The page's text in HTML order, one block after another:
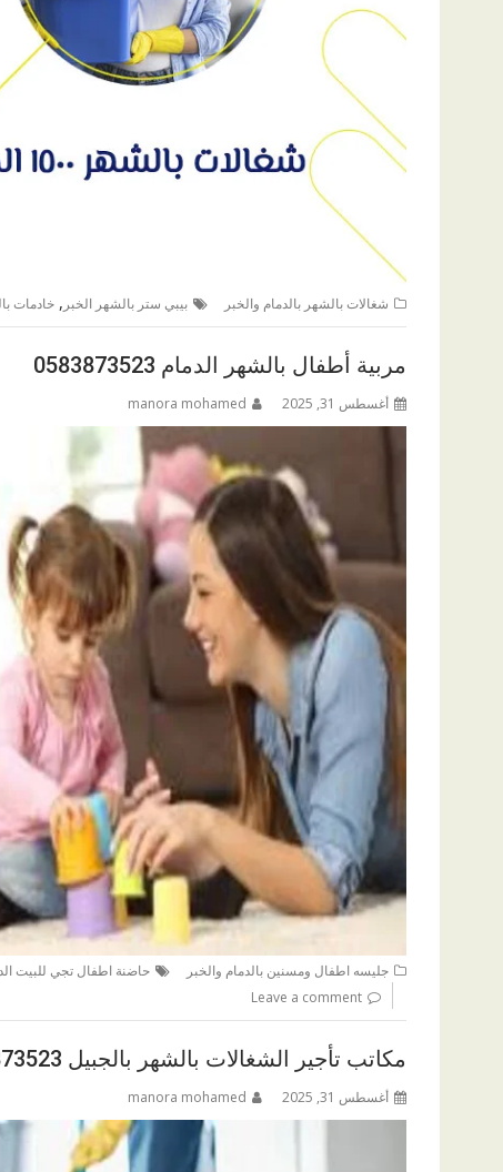
شغالات بالشهر بالدمام والخبر بيبي ستر بالشهر الخبر , خادمات
مربية أطفال بالشهر الدمام 0583873523
أغسطس 31, 2025 manora mohamed
جليسه اطفال ومسنين بالدمام والخبر حاضنة اطفال تجي للبيت
Leave a comment
مكاتب تأجير الشغالات بالشهر بالجبيل 0583873523
أغسطس 31, 2025 manora mohamed